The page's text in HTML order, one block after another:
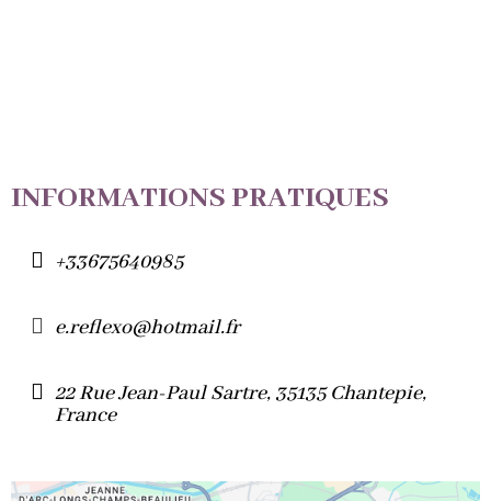
INFORMATIONS PRATIQUES
+33675640985
e.reflexo@hotmail.fr
22 Rue Jean-Paul Sartre, 35135 Chantepie,
France